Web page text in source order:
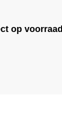
op voorraad